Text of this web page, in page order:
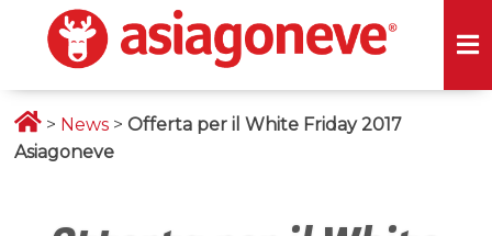
> News >Offerta per il White Friday 2017
Asiagoneve